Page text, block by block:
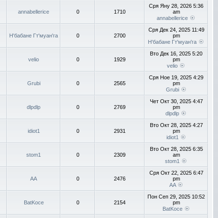
annabellerice 0 1710
Сря Яну 28, 2026 5:36
am
annabellerice
Н'бабане Гт'муан'га 0 2700
Сря Дек 24, 2025 11:49
pm
Н'бабане Гт'муан'га
velio 0 1929
Вто Дек 16, 2025 5:20
pm
velio
Grubi 0 2565
Сря Ное 19, 2025 4:29
pm
Grubi
dlpdlp 0 2769
Чет Окт 30, 2025 4:47
pm
dlpdlp
idiot1 0 2931
Вто Окт 28, 2025 4:27
pm
idiot1
stom1 0 2309
Вто Окт 28, 2025 6:35
am
stom1
AA 0 2476
Сря Окт 22, 2025 6:47
pm
AA
BatKoce 0 2154
Пон Сеп 29, 2025 10:52
pm
BatKoce